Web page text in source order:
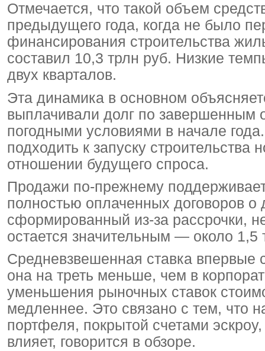
Отмечается, что такой объем
предыдущего года, когда не было
финансирования строительства
составил 10,3 трлн руб. Низкие
двух кварталов.
Эта динамика в основном
выплачивали долг по завершенным
погодными условиями в начале
подходить к запуску строительства
отношении будущего спроса.
Продажи по-прежнему
полностью оплаченных договоров
сформированный из-за рассрочки,
остается значительным — около 1,5
Средневзвешенная ставка впервые
она на треть меньше, чем в
уменьшения рыночных ставок
медленнее. Это связано с тем, что
портфеля, покрытой счетами
влияет, говорится в обзоре.